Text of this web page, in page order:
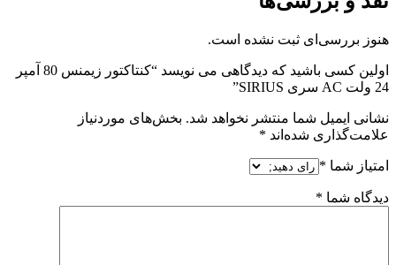
هنوز بررسی‌ای ثبت نشده است.
اولین کسی باشید که دیدگاهی می نویسد “کنتاکتور زیمنس 80 آمپر
24 ولت AC سری SIRIUS”
نشانی ایمیل شما منتشر نخواهد شد. بخش‌های موردنیاز
علامت‌گذاری شده‌اند *
امتیاز شما *
دیدگاه شما *